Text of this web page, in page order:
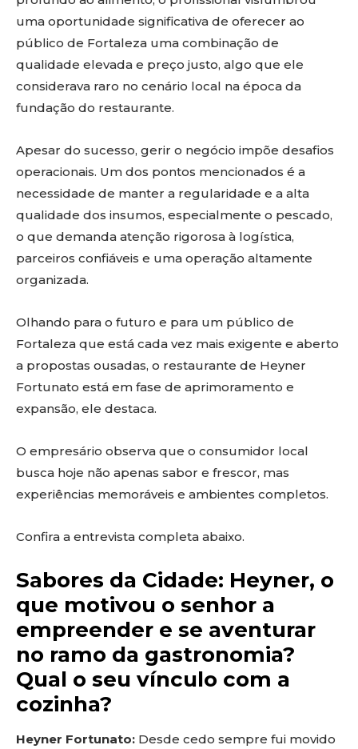
uma oportunidade significativa de oferecer ao
público de Fortaleza uma combinação de
qualidade elevada e preço justo, algo que ele
considerava raro no cenário local na época da
fundação do restaurante.
Apesar do sucesso, gerir o negócio impõe desafios
operacionais. Um dos pontos mencionados é a
necessidade de manter a regularidade e a alta
qualidade dos insumos, especialmente o pescado,
o que demanda atenção rigorosa à logística,
parceiros confiáveis e uma operação altamente
organizada.
Olhando para o futuro e para um público de
Fortaleza que está cada vez mais exigente e aberto
a propostas ousadas, o restaurante de Heyner
Fortunato está em fase de aprimoramento e
expansão, ele destaca.
O empresário observa que o consumidor local
busca hoje não apenas sabor e frescor, mas
experiências memoráveis e ambientes completos.
Confira a entrevista completa abaixo.
Sabores da Cidade: Heyner, o
que motivou o senhor a
empreender e se aventurar
no ramo da gastronomia?
Qual o seu vínculo com a
cozinha?
Heyner Fortunato: Desde cedo sempre fui movido